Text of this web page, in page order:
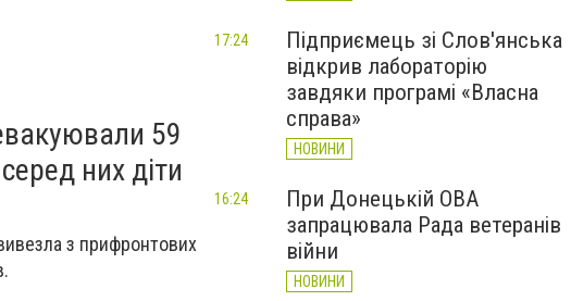
59
них діти
з прифронтових
Підприємець зі Слов'янська
відкрив лабораторію
завдяки програмі «Власна
справа»
НОВИНИ
17:24
При Донецькій ОВА
запрацювала Рада ветеранів
війни
НОВИНИ
16:24